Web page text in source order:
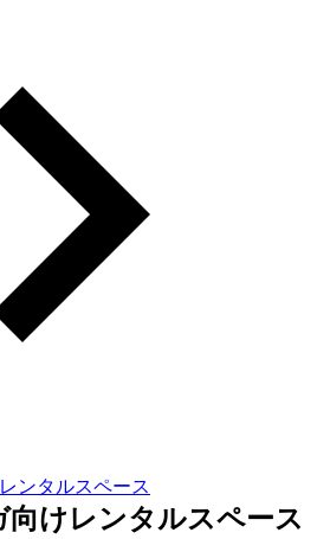
ンタルスペース
向けレンタルスペース